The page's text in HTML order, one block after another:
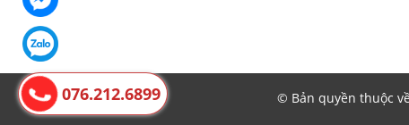
© Bản quyền thuộc về
076.212.6899